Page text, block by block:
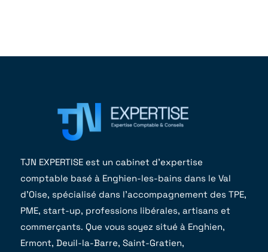
TJN EXPERTISE est un cabinet d’expertise
comptable basé à Enghien-les-bains dans le Val
d’Oise, spécialisé dans l’accompagnement des TPE,
PME, start-up, professions libérales, artisans et
commerçants. Que vous soyez situé à Enghien,
Ermont, Deuil-la-Barre, Saint-Gratien,